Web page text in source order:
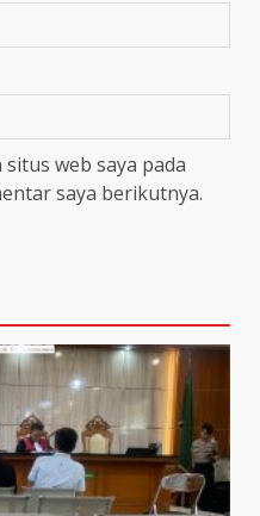
web saya pada
saya berikutnya.